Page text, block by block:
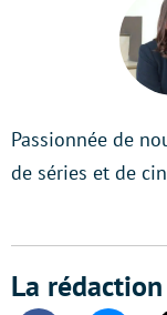
Passionnée de
de séries et de
La